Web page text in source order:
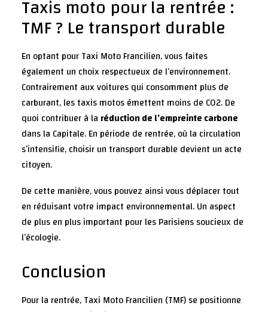
Taxis moto pour la rentrée :
TMF ? Le transport durable
En optant pour Taxi Moto Francilien, vous faites
également un choix respectueux de l’environnement.
Contrairement aux voitures qui consomment plus de
carburant, les taxis motos émettent moins de CO2. De
quoi contribuer à la réduction de l’empreinte carbone
dans la Capitale. En période de rentrée, où la circulation
s’intensifie, choisir un transport durable devient un acte
citoyen.
De cette manière, vous pouvez ainsi vous déplacer tout
en réduisant votre impact environnemental. Un aspect
de plus en plus important pour les Parisiens soucieux de
l’écologie.
Conclusion
Pour la rentrée, Taxi Moto Francilien (TMF) se positionne